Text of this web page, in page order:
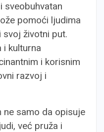
sveobuhvatan
pomoći ljudima
životni put.
i kulturna
i korisnim
razvoj i
ne samo da opisuje
već pruža i